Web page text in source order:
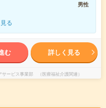
男性
る
む 詳しく見る
ービス事業部 （医療福祉介護関連）